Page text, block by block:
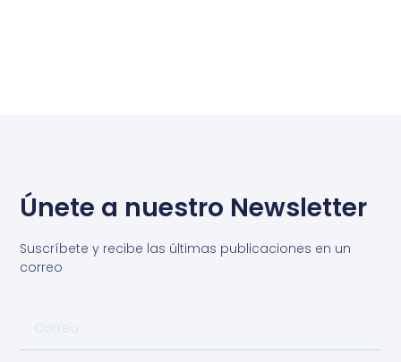
Únete a nuestro Newsletter
Suscríbete y recibe las últimas publicaciones en un
correo